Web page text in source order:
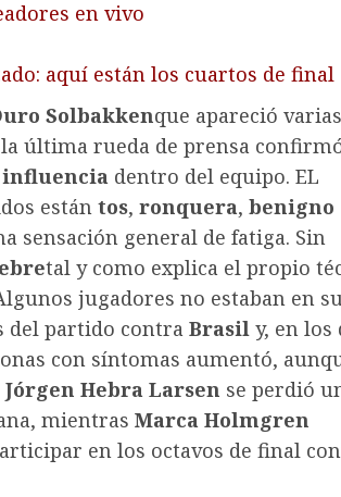
en vivo
aquí están los cuartos de final
Solbakkenque apareció varias
última rueda de prensa
influencia dentro del equipo. EL
están tos, ronquera, benigno
sensación general de fatiga. Sin
tal y como explica el propio
jugadores no estaban en
del partido contra Brasil y, en los
con síntomas aumentó,
Jórgen Hebra Larsen se perdió
mientras Marca Holmgren
en los octavos de final